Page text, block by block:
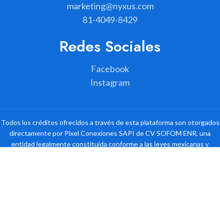
marketing@nyxus.com
81-4049-8429
Redes Sociales
Facebook
Instagram
Todos los créditos ofrecidos a través de esta plataforma son otorgados
directamente por Pixel Conexiones SAPI de CV SOFOM ENR, una
entidad legalmente constituida conforme a las leyes mexicanas y